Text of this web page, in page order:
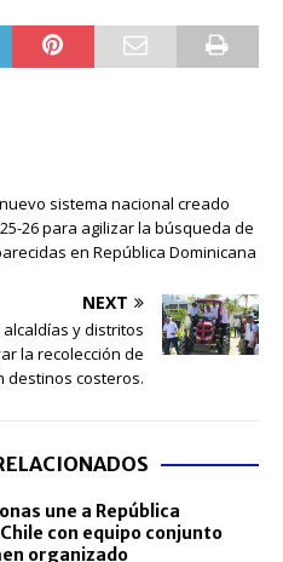
sistema nacional creado
26 para agilizar la búsqueda de
en República Dominicana
NEXT
y distritos
la recolección de
destinos costeros.
une a República
con equipo conjunto
organizado